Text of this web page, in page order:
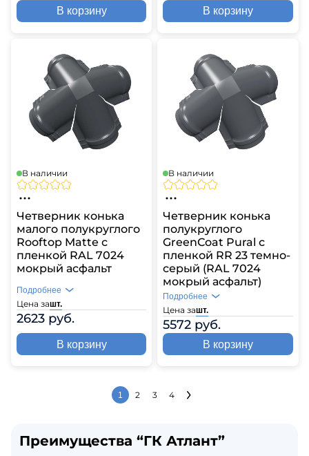
В корзину В корзину
В наличии
Четверник конька
малого полукруглого
Rooftop Matte с
пленкой RAL 7024
мокрый асфальт
Цена зашт.
2623 руб.
Подробнее
В корзину
В наличии
Четверник конька
полукруглого
GreenСoat Pural с
пленкой RR 23 темно-
серый (RAL 7024
мокрый асфальт)
Цена зашт.
5572 руб.
Подробнее
В корзину
1 2 3 4
Преимущества “ГК Атлант”